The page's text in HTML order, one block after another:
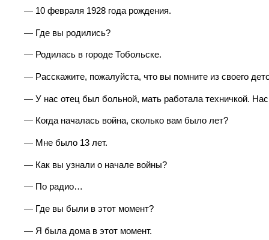
— 10 февраля 1928 года рождения.
— Где вы родились?
— Родилась в городе Тобольске.
— Расскажите, пожалуйста, что вы помните из своего
— У нас отец был больной, мать работала техничкой.
— Когда началась война, сколько вам было лет?
— Мне было 13 лет.
— Как вы узнали о начале войны?
— По радио…
— Где вы были в этот момент?
— Я была дома в этот момент.